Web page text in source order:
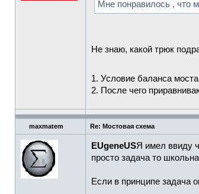
Мне понравилось , что
Не знаю, какой трюк
1. Условие баланса
2. После чего
maxmatem Re: Мостовая схема
EUgeneUSЯ имел ввиду
просто задача то
Если в принципе задача